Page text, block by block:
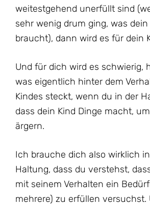
weitestgehend unerfüllt sind
sehr wenig drum ging, was
braucht), dann wird es für dein
Und für dich wird es schwierig,
was eigentlich hinter dem
Kindes steckt, wenn du in der
dass dein Kind Dinge macht,
ärgern.
Ich brauche dich also wirklich
Haltung, dass du verstehst,
mit seinem Verhalten ein
mehrere) zu erfüllen versuchst.